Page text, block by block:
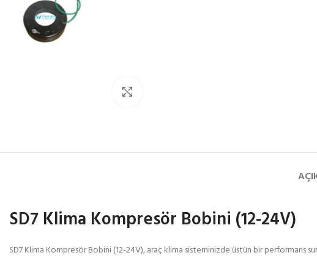
SD7 Klima Kompresör Bobini (12-24V)
SD7 Klima Kompresör Bobini (12-24V), araç klima sisteminizde üstün bir performans